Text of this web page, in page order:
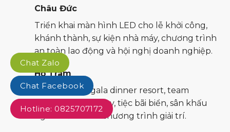
Châu Đức
Triển khai màn hình LED cho lễ khởi công,
khánh thành, sự kiện nhà máy, chương trình
an toàn lao động và hội nghị doanh nghiệp.
Hồ Tràm
Phù hợp cho gala dinner resort, team
building, pool party, tiệc bãi biển, sân khấu
ngoài trời và các chương trình giải trí.
Chat Zalo
Chat Facebook
Hotline: 0825707172